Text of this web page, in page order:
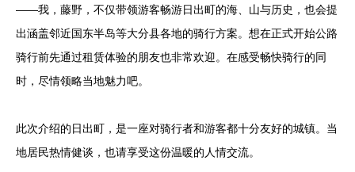
——我，藤野，不仅带领游客畅游日出町的海、山与历史，也会提
出涵盖邻近国东半岛等大分县各地的骑行方案。想在正式开始公路
骑行前先通过租赁体验的朋友也非常欢迎。在感受畅快骑行的同
时，尽情领略当地魅力吧。
此次介绍的日出町，是一座对骑行者和游客都十分友好的城镇。当
地居民热情健谈，也请享受这份温暖的人情交流。